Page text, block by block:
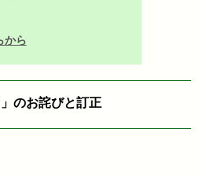
から
のお詫びと訂正